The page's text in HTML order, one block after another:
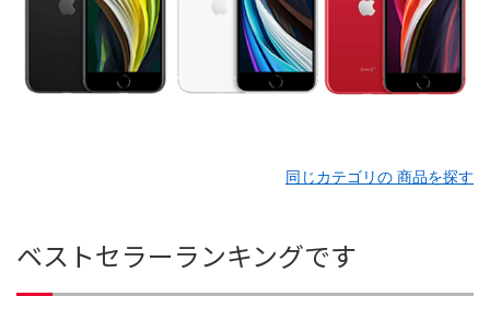
同じカテゴリの 商品を探す
ベストセラーランキングです